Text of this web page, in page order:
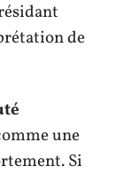
de
une
Si